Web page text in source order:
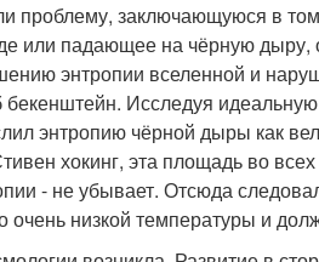
проблему, заключающуюся в
или падающее на чёрную дыру,
энтропии вселенной и
Исследуя
энтропию чёрной дыры как
хокинг, эта площадь во
- не убывает. Отсюда
очень низкой температуры и